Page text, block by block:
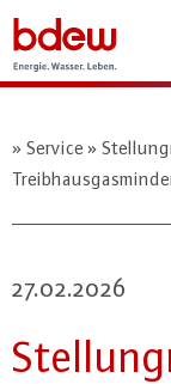
Service
27.02.2026